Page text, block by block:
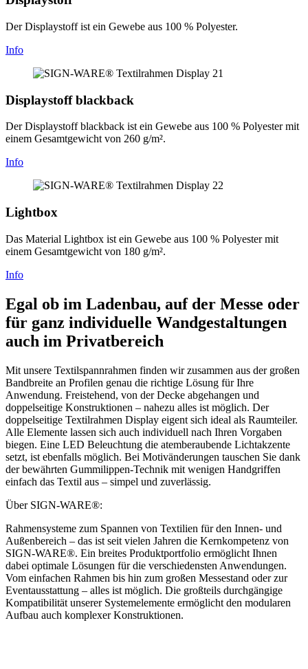
Der Displaystoff ist ein Gewebe aus 100 % Polyester.
Info
Displaystoff blackback
Der Displaystoff blackback ist ein Gewebe aus 100 % Polyester mit
einem Gesamtgewicht von 260 g/m².
Info
Lightbox
Das Material Lightbox ist ein Gewebe aus 100 % Polyester mit
einem Gesamtgewicht von 180 g/m².
Info
Egal ob im Ladenbau, auf der Messe oder
für ganz individuelle Wandgestaltungen
auch im Privatbereich
Mit unsere Textilspannrahmen finden wir zusammen aus der großen
Bandbreite an Profilen genau die richtige Lösung für Ihre
Anwendung. Freistehend, von der Decke abgehangen und
doppelseitige Konstruktionen – nahezu alles ist möglich. Der
doppelseitige Textilrahmen Display eigent sich ideal als Raumteiler.
Alle Elemente lassen sich auch individuell nach Ihren Vorgaben
biegen. Eine LED Beleuchtung die atemberaubende Lichtakzente
setzt, ist ebenfalls möglich. Bei Motivänderungen tauschen Sie dank
der bewährten Gummilippen-Technik mit wenigen Handgriffen
einfach das Textil aus – simpel und zuverlässig.
Über SIGN-WARE®:
Rahmensysteme zum Spannen von Textilien für den Innen- und
Außenbereich – das ist seit vielen Jahren die Kernkompetenz von
SIGN-WARE®. Ein breites Produktportfolio ermöglicht Ihnen
dabei optimale Lösungen für die verschiedensten Anwendungen.
Vom einfachen Rahmen bis hin zum großen Messestand oder zur
Eventausstattung – alles ist möglich. Die großteils durchgängige
Kompatibilität unserer Systemelemente ermöglicht den modularen
Aufbau auch komplexer Konstruktionen.